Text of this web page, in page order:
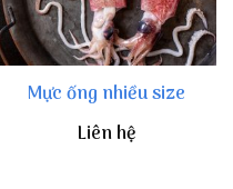
Mực ống nhiều size
Liên hệ